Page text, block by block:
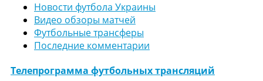
Новости футбола Украины
Видео обзоры матчей
Футбольные трансферы
Последние комментарии
Телепрограмма футбольных трансляций